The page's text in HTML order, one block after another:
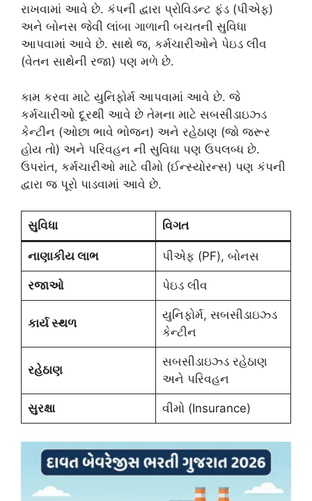
રાખવામાં આવે છે. કંપની દ્વારા પ્રોવિડન્ટ ફંડ (પીએફ)
અને બોનસ જેવી લાંબા ગાળાની બચતની સુવિધા
આપવામાં આવે છે. સાથે જ, કર્મચારીઓને પેઇડ લીવ
(વેતન સાથેની રજા) પણ મળે છે.
કામ કરવા માટે યુનિફોર્મ આપવામાં આવે છે. જે
કર્મચારીઓ દૂરથી આવે છે તેમના માટે સબસીડાઇઝ્ડ
કેન્ટીન (ઓછા ભાવે ભોજન) અને રહેઠાણ (જો જરૂર
હોય તો) અને પરિવહન ની સુવિધા પણ ઉપલબ્ધ છે.
ઉપરાંત, કર્મચારીઓ માટે વીમો (ઈન્સ્યોરન્સ) પણ કંપની
દ્વારા જ પૂરો પાડવામાં આવે છે.
સુવિધા વિગત
નાણાકીય લાભ પીએફ (PF), બોનસ
રજાઓ પેઇડ લીવ
કાર્ય સ્થળ
યુનિફોર્મ, સબસીડાઇઝ્ડ
કેન્ટીન
રહેઠાણ
સબસીડાઇઝ્ડ રહેઠાણ
અને પરિવહન
સુરક્ષા વીમો (Insurance)